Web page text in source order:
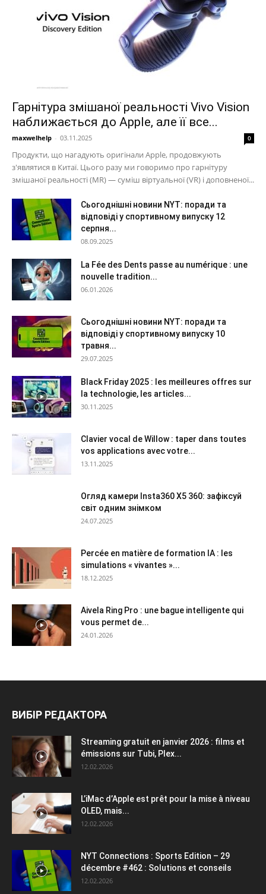
Гарнітура змішаної реальності Vivo Vision
наближається до Apple, але її все...
maxwelhelp - 03.11.2025 0
Продукти, що нагадують оригінали Apple, продовжують
з'являтися в Китаї. Цього разу ми говоримо про гарнітуру
змішаної реальності (MR) — суміш віртуальної (VR) і доповненої...
Сьогоднішні новини NYT: поради та
відповіді у спортивному випуску 12
серпня...
08.09.2025
La Fée des Dents passe au numérique : une
nouvelle tradition...
06.01.2026
Сьогоднішні новини NYT: поради та
відповіді у спортивному випуску 10
травня...
29.07.2025
Black Friday 2025 : les meilleures offres sur
la technologie, les articles...
30.11.2025
Clavier vocal de Willow : taper dans toutes
vos applications avec votre...
13.11.2025
Огляд камери Insta360 X5 360: зафіксуй
світ одним знімком
24.07.2025
Percée en matière de formation IA : les
simulations « vivantes »...
18.12.2025
Aivela Ring Pro : une bague intelligente qui
vous permet de...
24.01.2026
ВИБІР РЕДАКТОРА
Streaming gratuit en janvier 2026 : films et
émissions sur Tubi, Plex...
12.02.2026
L’iMac d’Apple est prêt pour la mise à niveau
OLED, mais...
12.02.2026
NYT Connections : Sports Edition – 29
décembre #462 : Solutions et conseils
12.02.2026